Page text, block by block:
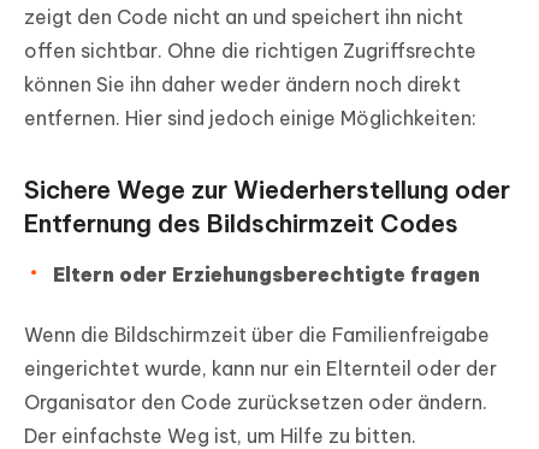
zeigt den Code nicht an und speichert ihn nicht
offen sichtbar. Ohne die richtigen Zugriffsrechte
können Sie ihn daher weder ändern noch direkt
entfernen. Hier sind jedoch einige Möglichkeiten:
Sichere Wege zur Wiederherstellung oder
Entfernung des Bildschirmzeit Codes
Eltern oder Erziehungsberechtigte fragen
Wenn die Bildschirmzeit über die Familienfreigabe
eingerichtet wurde, kann nur ein Elternteil oder der
Organisator den Code zurücksetzen oder ändern.
Der einfachste Weg ist, um Hilfe zu bitten.